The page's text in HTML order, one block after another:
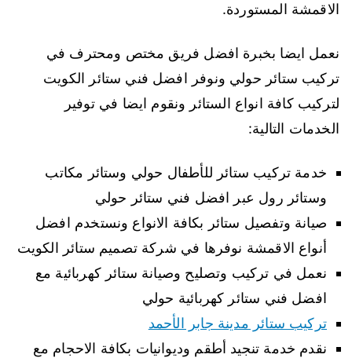
الاقمشة المستوردة.
نعمل ايضا بخبرة افضل فريق مختص ومحترف في
تركيب ستائر حولي ونوفر افضل فني ستائر الكويت
لتركيب كافة انواع الستائر ونقوم ايضا في توفير
الخدمات التالية:
خدمة تركيب ستائر للأطفال حولي وستائر مكاتب
وستائر رول عبر افضل فني ستائر حولي
صيانة وتفصيل ستائر بكافة الانواع ونستخدم افضل
أنواع الاقمشة نوفرها في شركة تصميم ستائر الكويت
نعمل في تركيب وتصليح وصيانة ستائر كهربائية مع
افضل فني ستائر كهربائية حولي
تركيب ستائر مدينة جابر الأحمد
نقدم خدمة تنجيد أطقم وديوانيات بكافة الاحجام مع